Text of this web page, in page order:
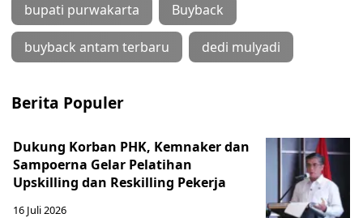
bupati purwakarta Buyback
buyback antam terbaru dedi mulyadi
Berita Populer
Dukung Korban PHK, Kemnaker dan
Sampoerna Gelar Pelatihan
Upskilling dan Reskilling Pekerja
16 Juli 2026